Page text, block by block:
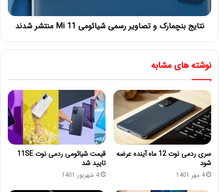
نتایج بنچمارک و تصاویر رسمی شیائومی Mi 11 منتشر شدند
نوشته های مشابه
سری ردمی نوت 12 ماه آینده عرضه
شود
4 مهر 1401
قیمت شیائومی ردمی نوت 11SE
تایید شد
4 شهریور 1401